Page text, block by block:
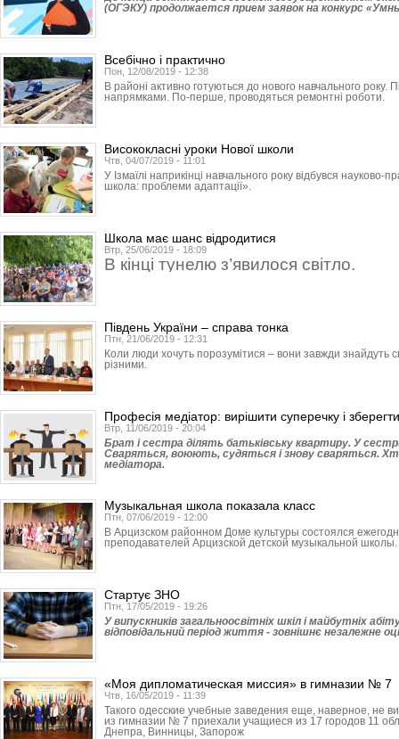
(ОГЭКУ) продолжается прием заявок на конкурс
Всебічно і практично
Пон, 12/08/2019 - 12:38
В районі активно готуються до нового навчального року.
напрямками. По-перше, проводяться ремонтні роботи.
Висококласні уроки Нової школи
Чтв, 04/07/2019 - 11:01
У Ізмаїлі наприкінці навчального року відбувся науково-
школа: проблеми адаптації».
Школа має шанс відродитися
Втр, 25/06/2019 - 18:09
В кінці тунелю з’явилося світло.
Південь України – справа тонка
Птн, 21/06/2019 - 12:31
Коли люди хочуть порозумітися – вони завжди знайдуть
різними.
Професія медіатор: вирішити суперечку і
Втр, 11/06/2019 - 20:04
Брат і сестра ділять батьківську квартиру. У
Сваряться, воюють, судяться і знову сваряться.
медіатора.
Музыкальная школа показала класс
Птн, 07/06/2019 - 12:00
В Арцизском районном Доме культуры состоялся
преподавателей Арцизской детской музыкальной школы.
Стартує ЗНО
Птн, 17/05/2019 - 19:26
У випускників загальноосвітніх шкіл і майбутніх
відповідальний період життя - зовнішнє незалежне
«Моя дипломатическая миссия» в гимназии № 7
Чтв, 16/05/2019 - 11:39
Такого одесские учебные заведения еще, наверное, не
из гимназии № 7 приехали учащиеся из 17 городов 11
Днепра, Винницы, Запорож